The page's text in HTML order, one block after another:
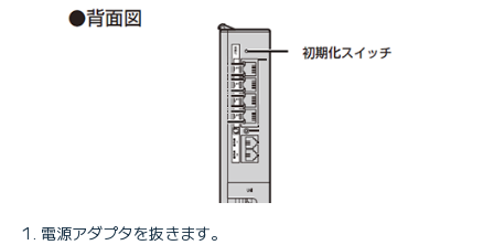
電源アダプタを抜きます。